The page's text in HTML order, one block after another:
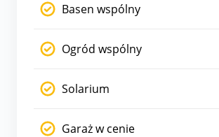
Basen wspólny
Ogród wspólny
Solarium
Garaż w cenie